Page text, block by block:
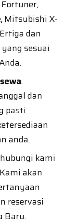
Mitsubishi X-
dan
sesuai
:
dan
pasti
anda.
kami
akan
reservasi
Baru.